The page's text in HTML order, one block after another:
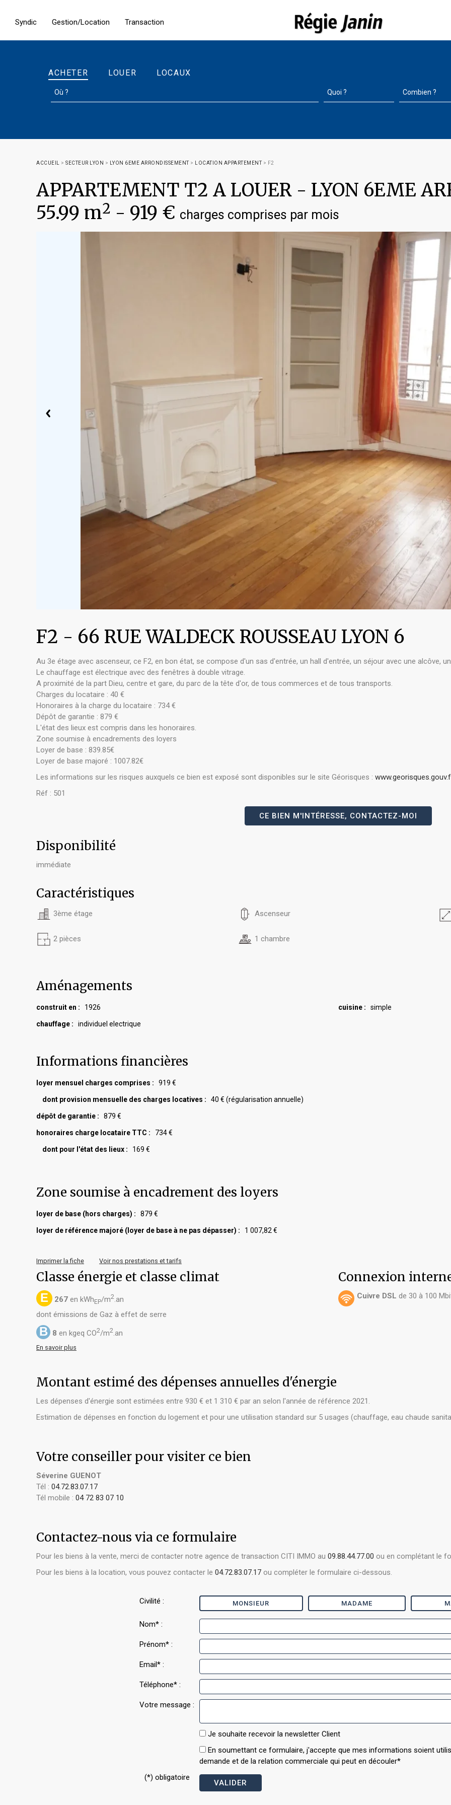
Syndic Gestion/Location Transaction
ACHETER LOUER LOCAUX
ACCUEIL > SECTEUR LYON > LYON 6EME ARRONDISSEMENT> LOCATION APPARTEMENT> F2
APPARTEMENT T2 A LOUER - LYON 6EME
55.99 m2 - 919 € charges comprises par mois
F2 - 66 RUE WALDECK ROUSSEAU LYON 6
Au 3e étage avec ascenseur, ce F2, en bon état, se compose d'un sas d'entrée, un hall d'entrée, un séjour avec une alcôve,
Le chauffage est électrique avec des fenêtres à double vitrage.
A proximité de la part Dieu, centre et gare, du parc de la tête d'or, de tous commerces et de tous transports.
Charges du locataire : 40 €
Honoraires à la charge du locataire : 734 €
Dépôt de garantie : 879 €
L'état des lieux est compris dans les honoraires.
Zone soumise à encadrements des loyers
Loyer de base : 839.85€
Loyer de base majoré : 1007.82€
Les informations sur les risques auxquels ce bien est exposé sont disponibles sur le site Géorisques :
Réf : 501
CE BIEN M'INTÉRESSE, CONTACTEZ-MOI
Disponibilité
immédiate
Caractéristiques
3ème étage Ascenseur
2 pièces 1 chambre
Aménagements
construit en : 1926 cuisine : simple
chauffage : individuel electrique
Informations financières
loyer mensuel charges comprises : 919 €
dont provision mensuelle des charges locatives : 40 € (régularisation annuelle)
dépôt de garantie : 879 €
honoraires charge locataire TTC : 734 €
dont pour l'état des lieux : 169 €
Zone soumise à encadrement des loyers
loyer de base (hors charges) : 879 €
loyer de référence majoré (loyer de base à ne pas dépasser) : 1 007,82 €
Imprimer la fiche Voir nos prestations et tarifs
Classe énergie et classe climat
E 267 en kWhEP/m2.an
dont émissions de Gaz à effet de serre
B 8 en kgeq CO2/m2.an
En savoir plus
Connexion
Cuivre DSL de 30 à 100
Montant estimé des dépenses annuelles d'énergie
Les dépenses d'énergie sont estimées entre 930 € et 1 310 € par an selon l'année de référence 2021.
Estimation de dépenses en fonction du logement et pour une utilisation standard sur 5 usages (chauffage, eau chaude
Votre conseiller pour visiter ce bien
Séverine GUENOT
Tél : 04.72.83.07.17
Tél mobile : 04 72 83 07 10
Contactez-nous via ce formulaire
Pour les biens à la vente, merci de contacter notre agence de transaction CITI IMMO au 09.88.44.77.00 ou en complétant le
Pour les biens à la location, vous pouvez contacter le 04.72.83.07.17 ou compléter le formulaire ci-dessous.
Civilité : MONSIEUR MADAME
Nom* :
Prénom* :
Email* :
Téléphone* :
Votre message :
Je souhaite recevoir la newsletter Client
En soumettant ce formulaire, j'accepte que mes informations soient
demande et de la relation commerciale qui peut en découler*
(*) obligatoire